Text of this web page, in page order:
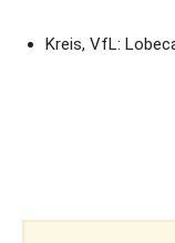
Kreis, VfL: